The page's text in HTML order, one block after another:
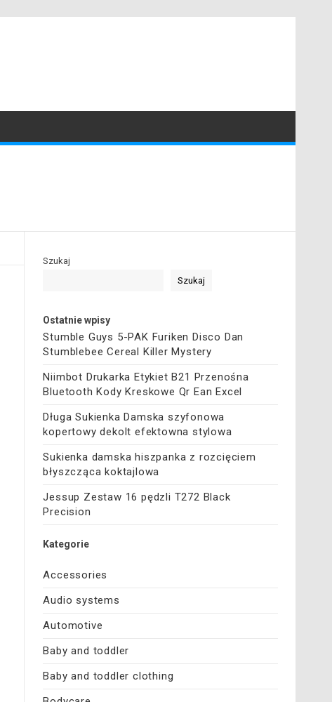
Szukaj
Szukaj
Ostatnie wpisy
Stumble Guys 5-PAK Furiken Disco Dan
Stumblebee Cereal Killer Mystery
Niimbot Drukarka Etykiet B21 Przenośna
Bluetooth Kody Kreskowe Qr Ean Excel
Długa Sukienka Damska szyfonowa
kopertowy dekolt efektowna stylowa
Sukienka damska hiszpanka z rozcięciem
błyszcząca koktajlowa
Jessup Zestaw 16 pędzli T272 Black
Precision
Kategorie
Accessories
Audio systems
Automotive
Baby and toddler
Baby and toddler clothing